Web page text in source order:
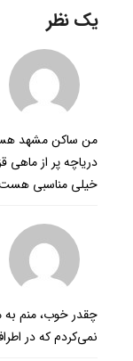
یک نظر
من ساکن مشهد
دریاچه پر از
خیلی مناسبی
چقدر خوب، منم به
نمی‌کردم که در